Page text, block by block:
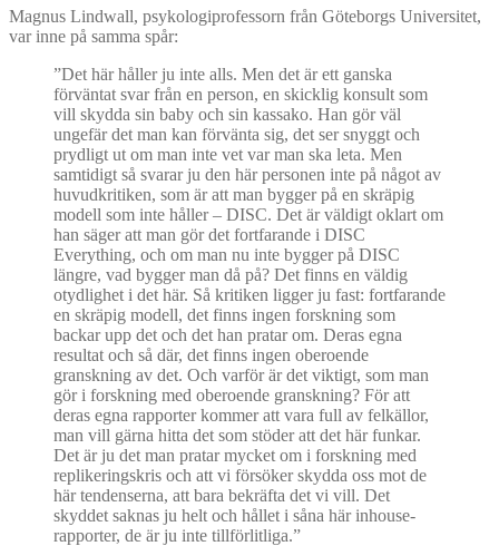
Magnus Lindwall, psykologiprofessorn från Göteborgs Universitet,
var inne på samma spår:
”Det här håller ju inte alls. Men det är ett ganska
förväntat svar från en person, en skicklig konsult som
vill skydda sin baby och sin kassako. Han gör väl
ungefär det man kan förvänta sig, det ser snyggt och
prydligt ut om man inte vet var man ska leta. Men
samtidigt så svarar ju den här personen inte på något av
huvudkritiken, som är att man bygger på en skräpig
modell som inte håller – DISC. Det är väldigt oklart om
han säger att man gör det fortfarande i DISC
Everything, och om man nu inte bygger på DISC
längre, vad bygger man då på? Det finns en väldig
otydlighet i det här. Så kritiken ligger ju fast: fortfarande
en skräpig modell, det finns ingen forskning som
backar upp det och det han pratar om. Deras egna
resultat och så där, det finns ingen oberoende
granskning av det. Och varför är det viktigt, som man
gör i forskning med oberoende granskning? För att
deras egna rapporter kommer att vara full av felkällor,
man vill gärna hitta det som stöder att det här funkar.
Det är ju det man pratar mycket om i forskning med
replikeringskris och att vi försöker skydda oss mot de
här tendenserna, att bara bekräfta det vi vill. Det
skyddet saknas ju helt och hållet i såna här inhouse-
rapporter, de är ju inte tillförlitliga.”